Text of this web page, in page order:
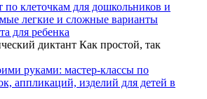
по клеточкам для дошкольников и
легкие и сложные варианты
для ребенка
диктант Как простой, так
руками: мастер-классы по
аппликаций, изделий для детей в